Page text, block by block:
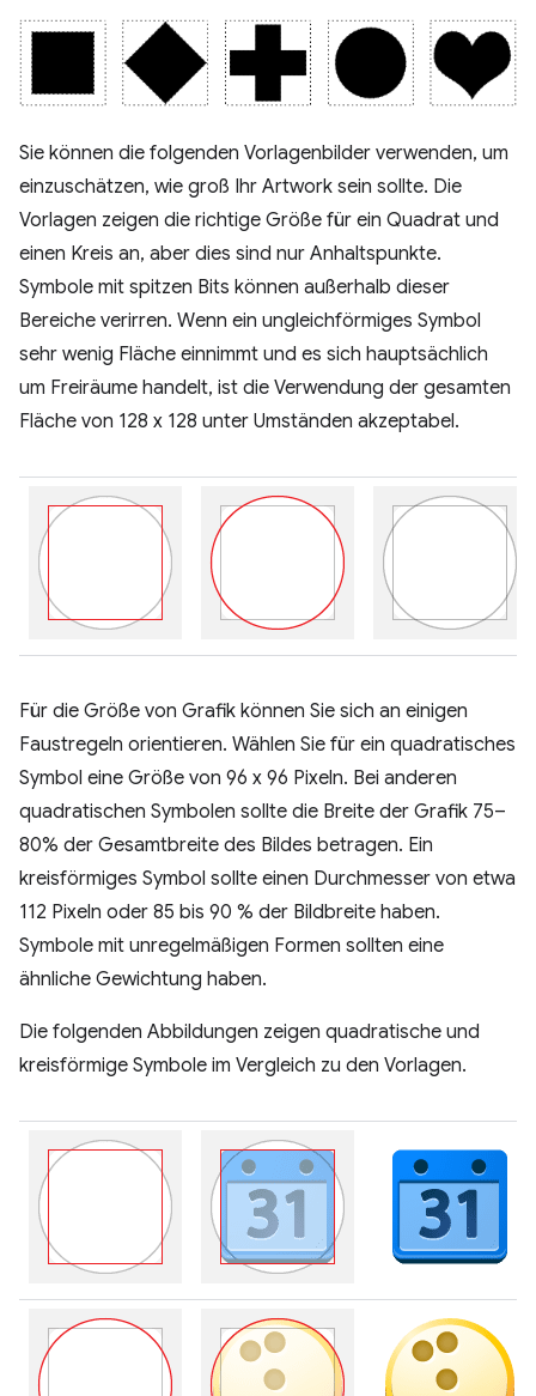
Sie können die folgenden Vorlagenbilder verwenden, um
einzuschätzen, wie groß Ihr Artwork sein sollte. Die
Vorlagen zeigen die richtige Größe für ein Quadrat und
einen Kreis an, aber dies sind nur Anhaltspunkte.
Symbole mit spitzen Bits können außerhalb dieser
Bereiche verirren. Wenn ein ungleichförmiges Symbol
sehr wenig Fläche einnimmt und es sich hauptsächlich
um Freiräume handelt, ist die Verwendung der gesamten
Fläche von 128 x 128 unter Umständen akzeptabel.
Für die Größe von Grafik können Sie sich an einigen
Faustregeln orientieren. Wählen Sie für ein quadratisches
Symbol eine Größe von 96 x 96 Pixeln. Bei anderen
quadratischen Symbolen sollte die Breite der Grafik 75–
80% der Gesamtbreite des Bildes betragen. Ein
kreisförmiges Symbol sollte einen Durchmesser von etwa
112 Pixeln oder 85 bis 90 % der Bildbreite haben.
Symbole mit unregelmäßigen Formen sollten eine
ähnliche Gewichtung haben.
Die folgenden Abbildungen zeigen quadratische und
kreisförmige Symbole im Vergleich zu den Vorlagen.